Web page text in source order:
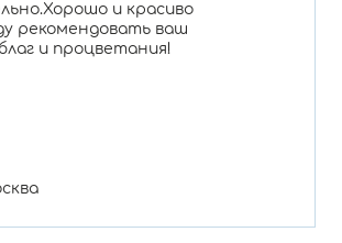
и красиво
рекомендовать ваш
и процветания!